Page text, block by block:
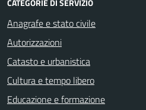
CATEGORIE DI SERVIZIO
Anagrafe e stato civile
Autorizzazioni
Catasto e urbanistica
Cultura e tempo libero
Educazione e formazione